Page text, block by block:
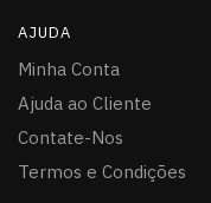
AJUDA
Minha Conta
Ajuda ao Cliente
Contate-Nos
Termos e Condições